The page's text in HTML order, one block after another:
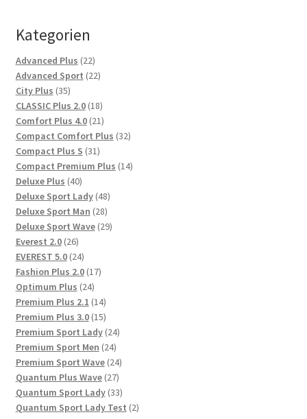
Widerrufsbelehrung
Zahlungsarten
n
*
Kategorien
Advanced Plus 2222
Produkte
Advanced Sport 2222
City Plus 3535
Produkte
CLASSIC Plus 2.0 1818
Produkte
Comfort Plus 4.0 2121
Produkte
Compact Comfort Plus 3232
Compact Plus S 3131
Produkte
Compact Premium Plus 1414
Deluxe Plus 4040
Produkte
Deluxe Sport Lady 4848
Produkte
Deluxe Sport Man 2828
Produkte
Deluxe Sport Wave 2929
Everest 2.0 2626
Produkte
EVEREST 5.0 2424
Produkte
Fashion Plus 2.0 1717
Optimum Plus 2424
Produkte
Premium Plus 2.1 1414
Produkte
Premium Plus 3.0 1515
Produkte
Premium Sport Lady 2424
Premium Sport Men 2424
Produkte
Premium Sport Wave 2424
Produkte
Quantum Plus Wave 2727
Produkte
Quantum Sport Lady 3333
Produkte
Quantum Sport Lady Test 22